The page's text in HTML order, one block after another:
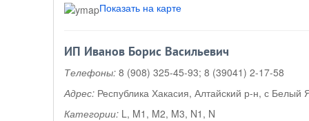
Показать на карте
ИП Иванов Борис Васильевич
Телефоны: 8 (908) 325-45-93; 8 (39041) 2-17-58
Адрес: Республика Хакасия, Алтайский р-н, с
Категории: L, M1, M2, M3, N1, N